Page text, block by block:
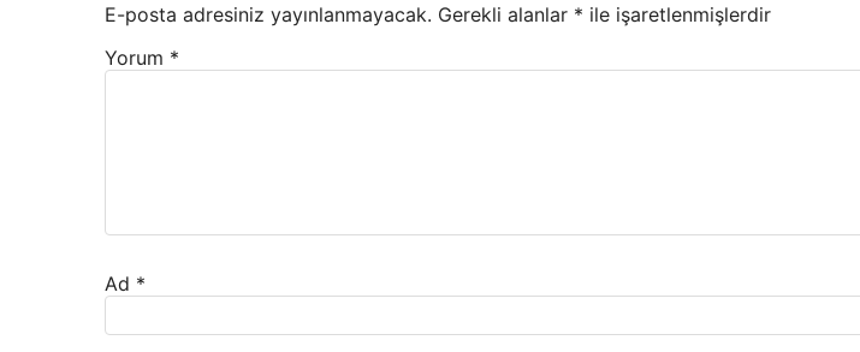
E-posta adresiniz yayınlanmayacak. Gerekli alanlar * ile işaretlenmişlerdir
Yorum *
Ad *